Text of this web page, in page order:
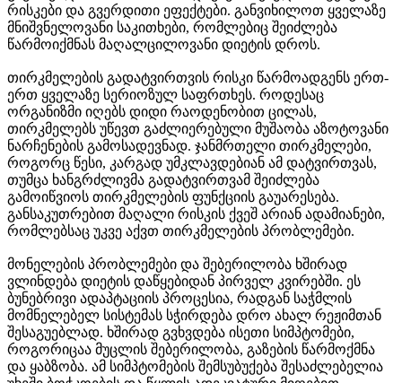
რისკები და გვერდითი ეფექტები. განვიხილოთ ყველაზე
მნიშვნელოვანი საკითხები, რომლებიც შეიძლება
წარმოიქმნას მაღალცილოვანი დიეტის დროს.
თირკმელების გადატვირთვის რისკი წარმოადგენს ერთ-
ერთ ყველაზე სერიოზულ საფრთხეს. როდესაც
ორგანიზმი იღებს დიდი რაოდენობით ცილას,
თირკმელებს უწევთ გაძლიერებული მუშაობა აზოტოვანი
ნარჩენების გამოსადევნად. ჯანმრთელი თირკმელები,
როგორც წესი, კარგად უმკლავდებიან ამ დატვირთვას,
თუმცა ხანგრძლივმა გადატვირთვამ შეიძლება
გამოიწვიოს თირკმელების ფუნქციის გაუარესება.
განსაკუთრებით მაღალი რისკის ქვეშ არიან ადამიანები,
რომლებსაც უკვე აქვთ თირკმელების პრობლემები.
მონელების პრობლემები და შებერილობა ხშირად
ვლინდება დიეტის დაწყებიდან პირველ კვირებში. ეს
ბუნებრივი ადაპტაციის პროცესია, რადგან საჭმლის
მომნელებელ სისტემას სჭირდება დრო ახალ რეჟიმთან
შესაგუებლად. ხშირად გვხვდება ისეთი სიმპტომები,
როგორიცაა მუცლის შებერილობა, გაზების წარმოქმნა
და ყაბზობა. ამ სიმპტომების შემსუბუქება შესაძლებელია